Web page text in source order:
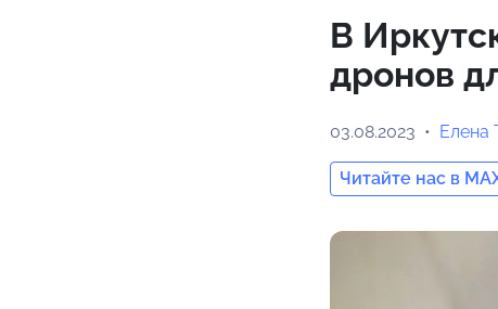
В
дронов
03.08.2023 Елена
Читайте нас в